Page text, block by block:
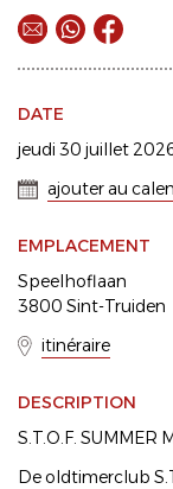
DATE
jeudi 30 juillet
ajouter au
EMPLACEMENT
Speelhoflaan
3800 Sint-Truiden
itinéraire
DESCRIPTION
S.T.O.F. SUMMER
De oldtimerclub